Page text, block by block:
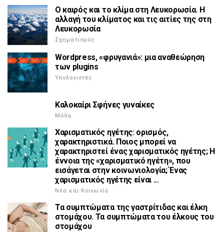
Ο καιρός και το κλίμα στη Λευκορωσία. Η
αλλαγή του κλίματος και τις αιτίες της στη
Λευκορωσία
Σχηματισμός
Wordpress, «φρυγανιά»: μια αναθεώρηση
των plugins
Υπολογιστές
Καλοκαίρι Σφήνες γυναίκες
Μόδα
Χαρισματικός ηγέτης: ορισμός,
χαρακτηριστικά. Ποιος μπορεί να
χαρακτηριστεί ένας χαρισματικός ηγέτης; Η
έννοια της «χαρισματικό ηγέτη», που
εισάγεται στην κοινωνιολογία; Ένας
χαρισματικός ηγέτης είναι ...
Νέα και Κοινωνία
Τα συμπτώματα της γαστρίτιδας και έλκη
στομάχου. Τα συμπτώματα του έλκους του
στομάχου